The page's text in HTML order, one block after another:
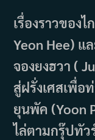
เรื่องราวของ
Yeon Hee) แ
จองยงฮวา (
สู่ฝรั่งเศสเพื่อ
ยุนพัค (Yoon
ไล่ตามกรุ๊ปทัว